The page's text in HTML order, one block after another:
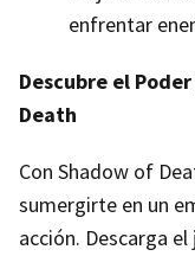
enfrentar
Descubre el
Death
Con Shadow of
sumergirte en un
acción. Descarga